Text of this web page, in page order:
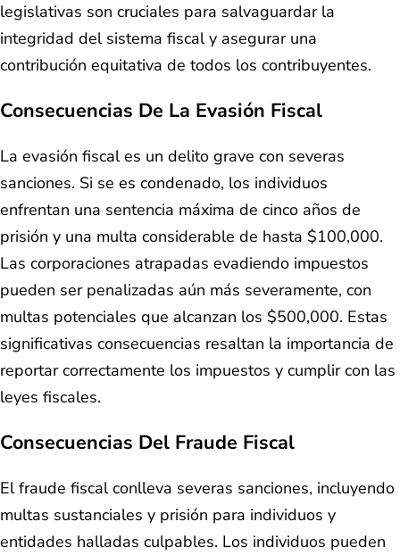
legislativas son cruciales para salvaguardar la
integridad del sistema fiscal y asegurar una
contribución equitativa de todos los contribuyentes.
Consecuencias De La Evasión Fiscal
La evasión fiscal es un delito grave con severas
sanciones. Si se es condenado, los individuos
enfrentan una sentencia máxima de cinco años de
prisión y una multa considerable de hasta $100,000.
Las corporaciones atrapadas evadiendo impuestos
pueden ser penalizadas aún más severamente, con
multas potenciales que alcanzan los $500,000. Estas
significativas consecuencias resaltan la importancia de
reportar correctamente los impuestos y cumplir con las
leyes fiscales.
Consecuencias Del Fraude Fiscal
El fraude fiscal conlleva severas sanciones, incluyendo
multas sustanciales y prisión para individuos y
entidades halladas culpables. Los individuos pueden